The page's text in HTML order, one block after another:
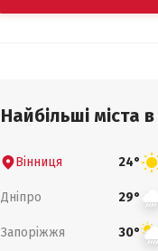
Найбільші міста в
Вінниця 24°
Дніпро 29°
Запоріжжя 30°